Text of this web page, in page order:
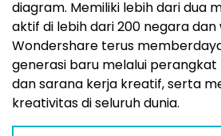
diagram. Memiliki lebih dari dua
aktif di lebih dari 200 negara dan
Wondershare terus
generasi baru melalui perangkat
dan sarana kerja kreatif, serta
kreativitas di seluruh dunia.